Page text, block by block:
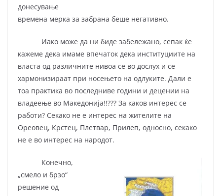
донесување
времена мерка за забрана беше негативно.
Иако може да ни биде забележано, сепак ќе
кажеме дека имаме впечаток дека институциите на
власта од различните нивоа се во дослух и се
хармонизираат при носењето на одлуките. Дали е
тоа практика во последниве години и децении на
владеење во Македонија!!??? За каков интерес се
работи? Секако не е интерес на жителите на
Ореовец, Крстец, Плетвар, Прилеп, односно, секако
не е во интерес на народот.
Конечно,
„смело и брзо“
решение од